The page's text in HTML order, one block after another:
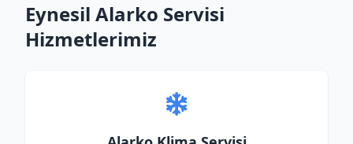
Eynesil Alarko Servisi
Hizmetlerimiz